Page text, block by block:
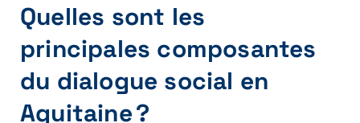
Quelles sont les
principales composantes
du dialogue social en
Aquitaine ?